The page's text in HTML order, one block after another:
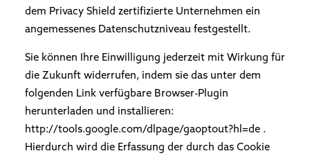
dem Privacy Shield zertifizierte Unternehmen ein
angemessenes Datenschutzniveau festgestellt.
Sie können Ihre Einwilligung jederzeit mit Wirkung für
die Zukunft widerrufen, indem sie das unter dem
folgenden Link verfügbare Browser-Plugin
herunterladen und installieren:
http://tools.google.com/dlpage/gaoptout?hl=de .
Hierdurch wird die Erfassung der durch das Cookie